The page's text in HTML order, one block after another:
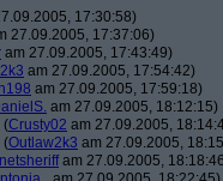
17:30:58)
27.09.2005, 17:37:06)
am 27.09.2005, 17:43:49)
am 27.09.2005, 17:54:42)
am 27.09.2005, 17:59:18)
am 27.09.2005, 18:12:15)
(Crusty02 am 27.09.2005,
(Outlaw2k3 am 27.09.2005,
netsheriffam 27.09.2005,